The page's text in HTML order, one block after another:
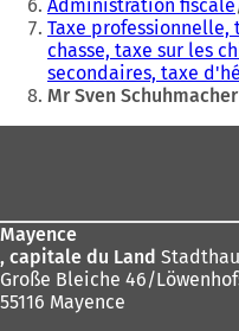
Administration fiscale
Taxe professionnelle,
chasse, taxe sur les
secondaires, taxe
Mr Sven Schuhmacher
Mayence
, capitale du Land
Große Bleiche 46/
55116 Mayence